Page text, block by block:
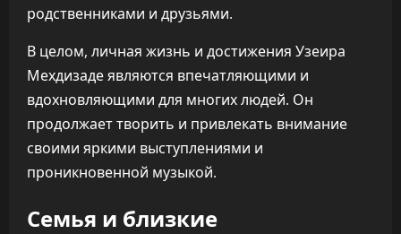
родственниками и друзьями.
В целом, личная жизнь и достижения Узеира
Мехдизаде являются впечатляющими и
вдохновляющими для многих людей. Он
продолжает творить и привлекать внимание
своими яркими выступлениями и
проникновенной музыкой.
Семья и близкие